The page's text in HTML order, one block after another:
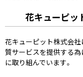
花キューピッ
花キューピット株式会
質サービスを提供する為
に取り組んでいます。